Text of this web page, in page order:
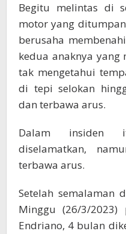
Begitu melintas di
motor yang
berusaha
kedua anaknya
tak mengetahui
di tepi selokan
dan terbawa arus.
Dalam insiden
diselamatkan,
terbawa arus.
Setelah semalaman
Minggu (26/3/
Endriano, 4 bulan